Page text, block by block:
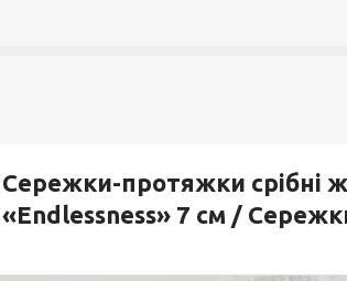
Сережки-протяжки срібні
«Endlessness» 7 см /